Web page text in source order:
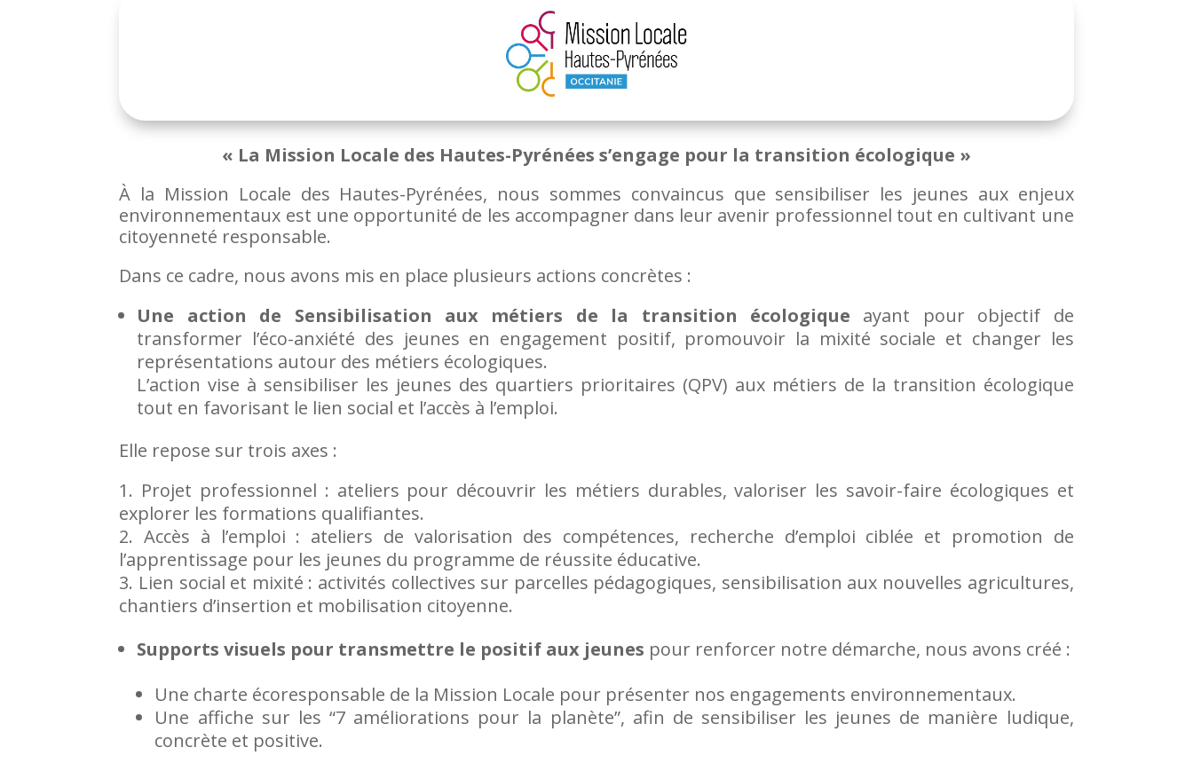
« La Mission Locale des Hautes-Pyrénées s’engage pour la transition écologique »
À la Mission Locale des Hautes-Pyrénées, nous sommes convaincus que sensibiliser les jeunes aux enjeux
environnementaux est une opportunité de les accompagner dans leur avenir professionnel tout en cultivant une
citoyenneté responsable.
Dans ce cadre, nous avons mis en place plusieurs actions concrètes :
Une action de Sensibilisation aux métiers de la transition écologique ayant pour objectif de
transformer l’éco-anxiété des jeunes en engagement positif, promouvoir la mixité sociale et changer les
représentations autour des métiers écologiques.
L’action vise à sensibiliser les jeunes des quartiers prioritaires (QPV) aux métiers de la transition écologique
tout en favorisant le lien social et l’accès à l’emploi.
Elle repose sur trois axes :
Projet professionnel : ateliers pour découvrir les métiers durables, valoriser les savoir-faire écologiques et
explorer les formations qualifiantes.
Accès à l’emploi : ateliers de valorisation des compétences, recherche d’emploi ciblée et promotion de
l’apprentissage pour les jeunes du programme de réussite éducative.
Lien social et mixité : activités collectives sur parcelles pédagogiques, sensibilisation aux nouvelles agricultures,
chantiers d’insertion et mobilisation citoyenne.
Supports visuels pour transmettre le positif aux jeunes pour renforcer notre démarche, nous avons créé :
Une charte écoresponsable de la Mission Locale pour présenter nos engagements environnementaux.
Une affiche sur les “7 améliorations pour la planète”, afin de sensibiliser les jeunes de manière ludique,
concrète et positive.